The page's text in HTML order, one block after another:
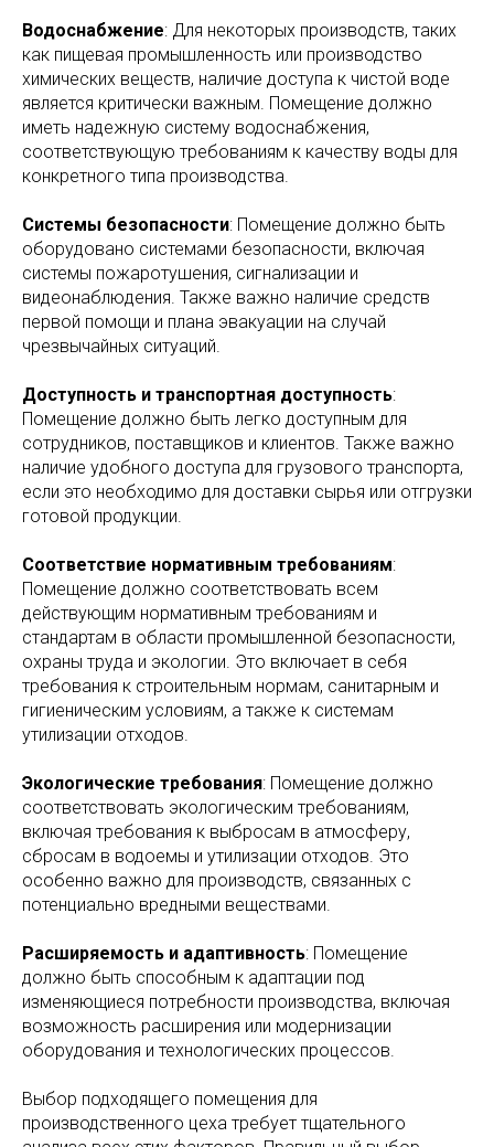
Водоснабжение: Для некоторых производств, таких
как пищевая промышленность или производство
химических веществ, наличие доступа к чистой воде
является критически важным. Помещение должно
иметь надежную систему водоснабжения,
соответствующую требованиям к качеству воды для
конкретного типа производства.
Системы безопасности: Помещение должно быть
оборудовано системами безопасности, включая
системы пожаротушения, сигнализации и
видеонаблюдения. Также важно наличие средств
первой помощи и плана эвакуации на случай
чрезвычайных ситуаций.
Доступность и транспортная доступность:
Помещение должно быть легко доступным для
сотрудников, поставщиков и клиентов. Также важно
наличие удобного доступа для грузового транспорта,
если это необходимо для доставки сырья или отгрузки
готовой продукции.
Соответствие нормативным требованиям:
Помещение должно соответствовать всем
действующим нормативным требованиям и
стандартам в области промышленной безопасности,
охраны труда и экологии. Это включает в себя
требования к строительным нормам, санитарным и
гигиеническим условиям, а также к системам
утилизации отходов.
Экологические требования: Помещение должно
соответствовать экологическим требованиям,
включая требования к выбросам в атмосферу,
сбросам в водоемы и утилизации отходов. Это
особенно важно для производств, связанных с
потенциально вредными веществами.
Расширяемость и адаптивность: Помещение
должно быть способным к адаптации под
изменяющиеся потребности производства, включая
возможность расширения или модернизации
оборудования и технологических процессов.
Выбор подходящего помещения для
производственного цеха требует тщательного